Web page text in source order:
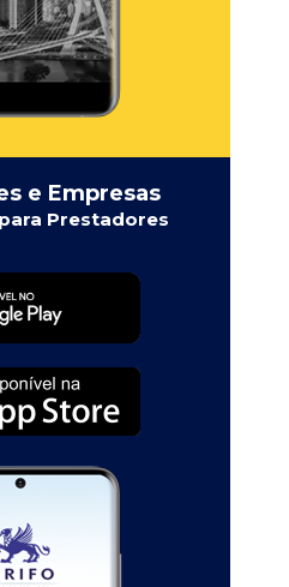
e Empresas
Prestadores